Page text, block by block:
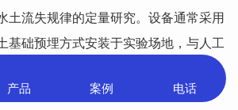
土流失规律的定量研究。设备通常采用
基础预埋方式安装于实验场地，与人工
用，可对坡面侵蚀状况进行系统性测
产品
中心
案例
展示
电话